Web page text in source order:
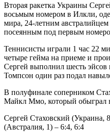
Вторая ракетка Украины
восьмым номером в Илкли,
мира, 24-летним
посеянным под первым
Теннисисты играли 1 час 22
четыре гейма на приеме и
Сергей выполнил шесть
Томпсон один раз подал
В полуфинале соперником
Майкл Ммо, который обыграл
Сергей Стаховский (Украина,
(Австралия, 1) – 6:4, 6:4